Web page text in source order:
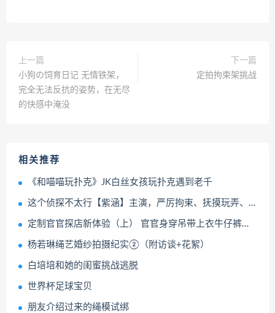
上一篇
小狗の饲育日记 无情铁架，
完全无法反抗的姿势，在无尽
的快感中淹没
下一篇
定拍拘束架挑战
相关推荐
《和喵喵玩扑克》JK白丝女孩玩扑克遇到老千
这个侦探不太行【紫涵】主演，严厉拘束、抚摸玩弄、放置GC
定制官官探店新体验（上） 官官身穿吊带上衣牛仔裤体验坐绳吊缚、开腿器等项目 逐帧展示绝美面庞与妖娆身...
杨若琳绳艺婚纱拍摄纪实②（附访谈+花絮）
白培培和她的闺蜜挑战逃脱
世界杯足球宝贝
朋友介绍过来的绳模试绑